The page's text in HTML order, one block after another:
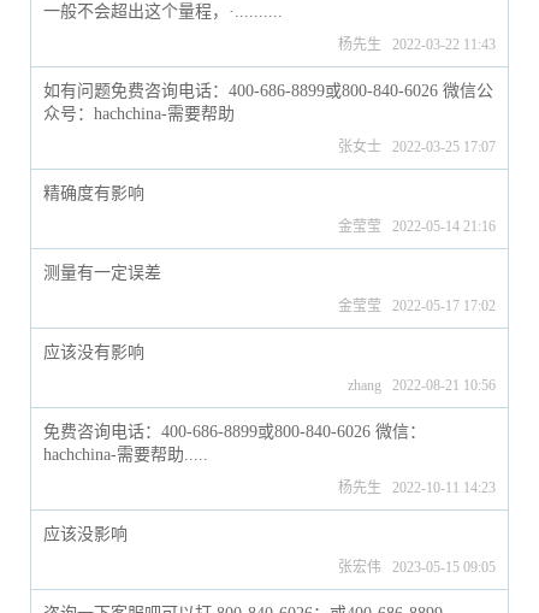
一般不会超出这个量程，·..........
杨先生 2022-03-22 11:43
如有问题免费咨询电话：400-686-8899或800-840-6026 微信公
众号：hachchina-需要帮助
张女士 2022-03-25 17:07
精确度有影响
金莹莹 2022-05-14 21:16
测量有一定误差
金莹莹 2022-05-17 17:02
应该没有影响
zhang 2022-08-21 10:56
免费咨询电话：400-686-8899或800-840-6026 微信：
hachchina-需要帮助.....
杨先生 2022-10-11 14:23
应该没影响
张宏伟 2023-05-15 09:05